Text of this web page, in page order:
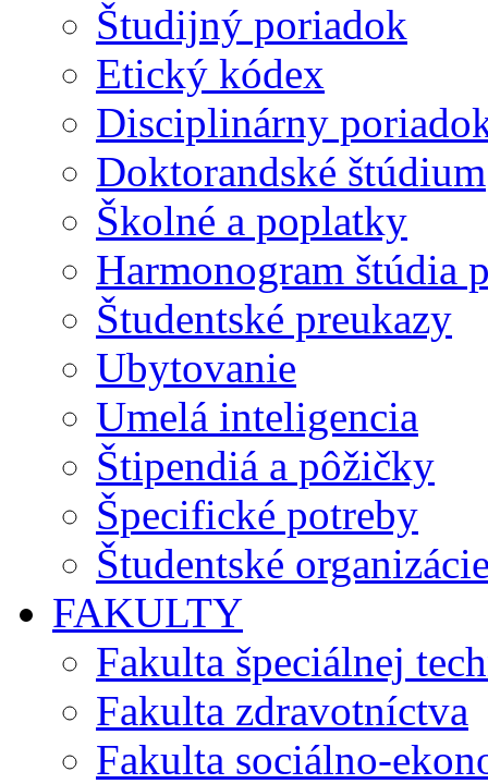
Študijný poriadok
Etický kódex
Disciplinárny
Doktorandské štúdium
Školné a poplatky
Harmonogram štúdia
Študentské preukazy
Ubytovanie
Umelá inteligencia
Štipendiá a pôžičky
Špecifické potreby
Študentské
FAKULTY
Fakulta špeciálnej
Fakulta zdravotníctva
Fakulta sociálno-